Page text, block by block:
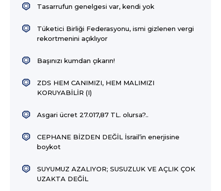
Tasarrufun genelgesi var, kendi yok
Tüketici Birliği Federasyonu, ismi gizlenen vergi
rekortmenini açıklıyor
Başınızı kumdan çıkarın!
ZDS HEM CANIMIZI, HEM MALIMIZI
KORUYABİLİR (I)
Asgari ücret 27.017,87 TL. olursa?..
CEPHANE BİZDEN DEĞİL İsrail’in enerjisine
boykot
SUYUMUZ AZALIYOR; SUSUZLUK VE AÇLIK ÇOK
UZAKTA DEĞİL